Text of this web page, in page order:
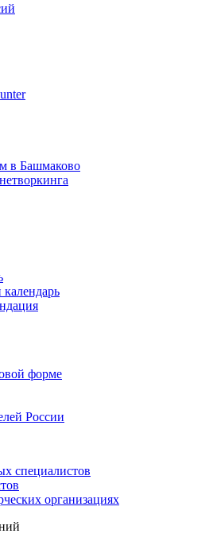
в Башмаково
форме
России
специалистов
организациях